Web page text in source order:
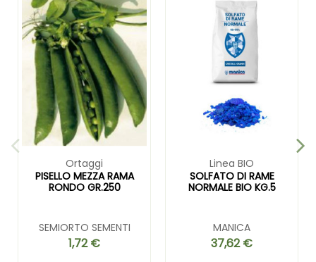
Ortaggi
PISELLO MEZZA RAMA
RONDO GR.250
SEMIORTO SEMENTI
1,72 €
Linea BIO
SOLFATO DI RAME
NORMALE BIO KG.5
MANICA
37,62 €